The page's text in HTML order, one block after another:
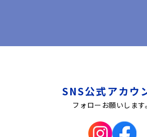
SNS公式アカウ
フォローお願いします。